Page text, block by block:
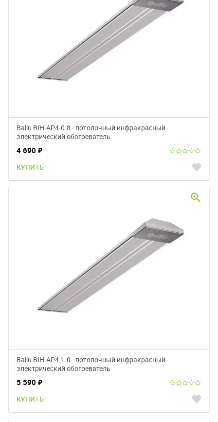
Ballu BIH-AP4-0.8 - потолочный инфракрасный
электрический обогреватель
4 690 ₽
КУПИТЬ favorite
Ballu BIH-AP4-1.0 - потолочный инфракрасный
электрический обогреватель
5 590 ₽
КУПИТЬ favorite
zoom_in